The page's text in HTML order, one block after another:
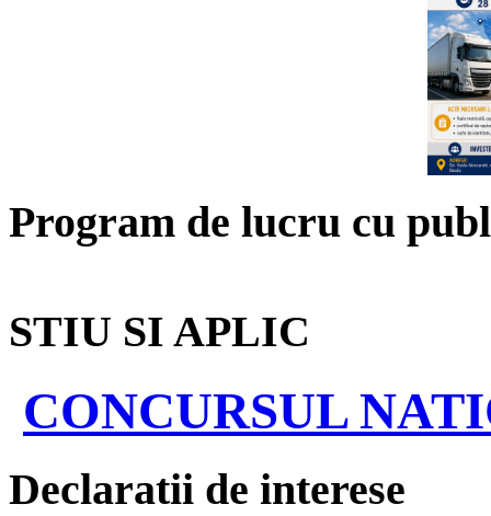
Program de lucru cu
STIU SI APLIC
CONCURSUL
Declaratii de interese